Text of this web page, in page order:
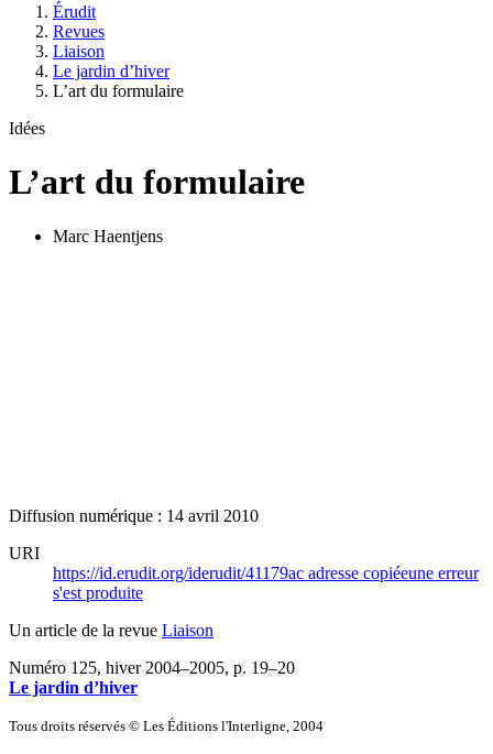
Érudit
Revues
Liaison
Le jardin d’hiver
L’art du formulaire
Idées
L’art du formulaire
Marc Haentjens
Diffusion numérique : 14 avril 2010
URI
https://id.erudit.org/iderudit/41179ac adresse copiéeune erreur
s'est produite
Un article de la revue Liaison
Numéro 125, hiver 2004–2005, p. 19–20
Le jardin d’hiver
Tous droits réservés © Les Éditions l'Interligne, 2004